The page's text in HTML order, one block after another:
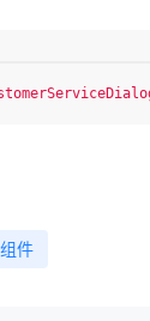
件